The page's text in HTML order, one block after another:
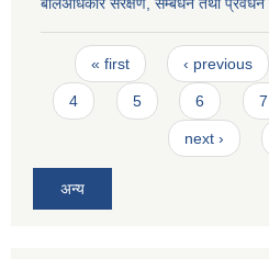
बालअधिकार संरक्षण, सम्बर्धन तथा प्रवधन
Pages
« first ‹ previous
4 5 6 7
next ›
अन्य